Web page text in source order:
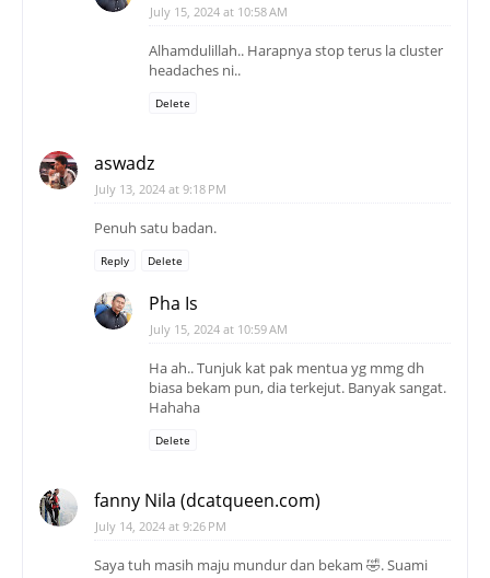
July 15, 2024 at 10:58 AM
Alhamdulillah.. Harapnya stop terus la cluster
headaches ni..
Delete
aswadz
July 13, 2024 at 9:18 PM
Penuh satu badan.
Reply Delete
Pha Is
July 15, 2024 at 10:59 AM
Ha ah.. Tunjuk kat pak mentua yg mmg dh
biasa bekam pun, dia terkejut. Banyak sangat.
Hahaha
Delete
fanny Nila (dcatqueen.com)
July 14, 2024 at 9:26 PM
Saya tuh masih maju mundur dan bekam 🤣. Suami